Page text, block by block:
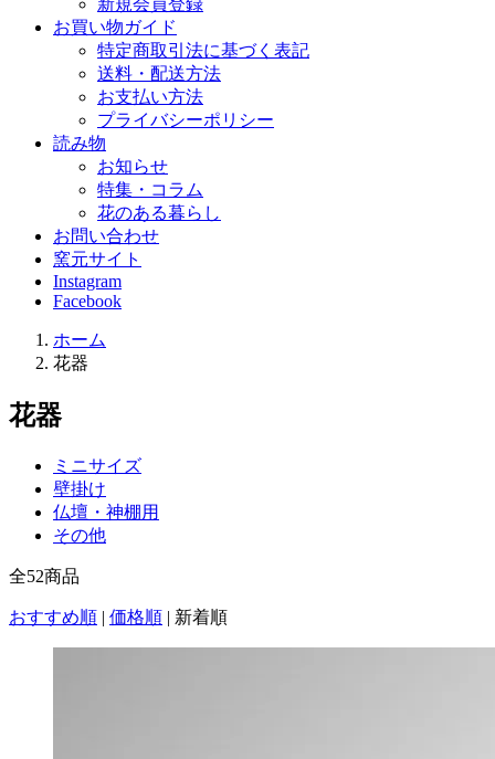
お買い物ガイド
特定商取引法に基づく表記
送料・配送方法
お支払い方法
プライバシーポリシー
読み物
お知らせ
特集・コラム
花のある暮らし
お問い合わせ
窯元サイト
Instagram
Facebook
ホーム
花器
花器
ミニサイズ
壁掛け
仏壇・神棚用
その他
全52商品
おすすめ順 | 価格順 | 新着順